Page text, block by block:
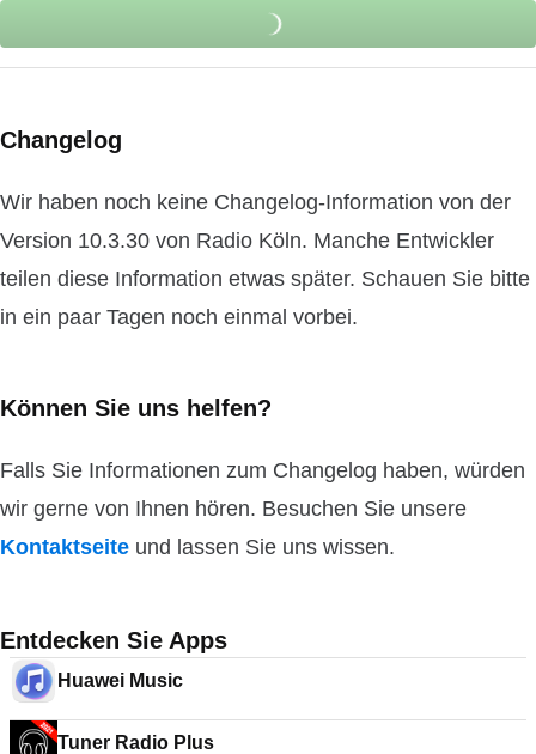
Changelog
Wir haben noch keine Changelog-Information von der
Version 10.3.30 von Radio Köln. Manche Entwickler
teilen diese Information etwas später. Schauen Sie bitte
in ein paar Tagen noch einmal vorbei.
Können Sie uns helfen?
Falls Sie Informationen zum Changelog haben, würden
wir gerne von Ihnen hören. Besuchen Sie unsere
Kontaktseite und lassen Sie uns wissen.
Entdecken Sie Apps
Huawei Music
Tuner Radio Plus